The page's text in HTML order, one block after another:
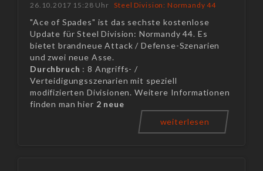
26.10.2017 15:28 Uhr Steel Division: Normandy 44
"Ace of Spades" ist das sechste kostenlose
Update für Steel Division: Normandy 44. Es
bietet brandneue Attack / Defense-Szenarien
und zwei neue Asse.
Durchbruch : 8 Angriffs- /
Verteidigungsszenarien mit speziell
modifizierten Divisionen. Weitere Informationen
finden man hier 2 neue
weiterlesen